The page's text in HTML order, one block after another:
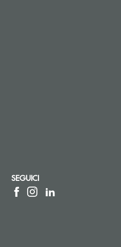
SEGUICI